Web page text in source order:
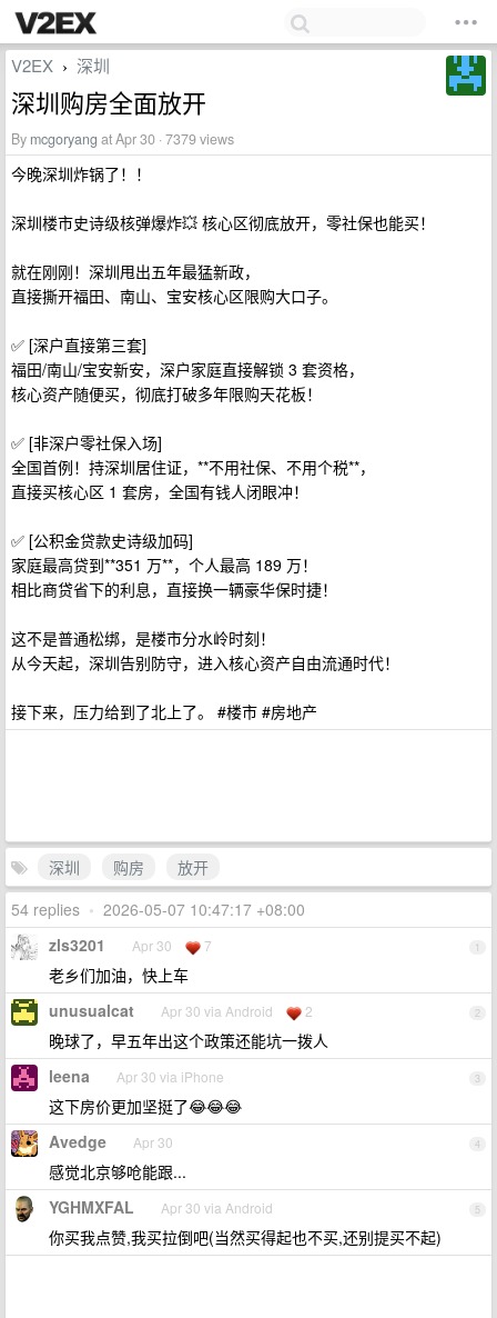
V2EX › 深圳
深圳购房全面放开
By mcgoryang at Apr 30 · 7379 views
今晚深圳炸锅了！！
深圳楼市史诗级核弹爆炸💥 核心区彻底放开，零社保也能买！
就在刚刚！深圳甩出五年最猛新政，
直接撕开福田、南山、宝安核心区限购大口子。
✅ [深户直接第三套]
福田/南山/宝安新安，深户家庭直接解锁 3 套资格，
核心资产随便买，彻底打破多年限购天花板！
✅ [非深户零社保入场]
全国首例！持深圳居住证，**不用社保、不用个税**，
直接买核心区 1 套房，全国有钱人闭眼冲！
✅ [公积金贷款史诗级加码]
家庭最高贷到**351 万**，个人最高 189 万！
相比商贷省下的利息，直接换一辆豪华保时捷！
这不是普通松绑，是楼市分水岭时刻！
从今天起，深圳告别防守，进入核心资产自由流通时代！
接下来，压力给到了北上了。 #楼市 #房地产
深圳 购房
放开
54 replies • 2026-05-07 10:47:17 +08:00
1
zls3201 Apr 30 7
老乡们加油，快上车
2
unusualcat Apr 30 via Android 2
晚球了，早五年出这个政策还能坑一拨人
3
leena Apr 30 via iPhone
这下房价更加坚挺了😂😂😂
4
Avedge Apr 30
感觉北京够呛能跟...
5
YGHMXFAL Apr 30 via Android
你买我点赞,我买拉倒吧(当然买得起也不买,还别提买不起)